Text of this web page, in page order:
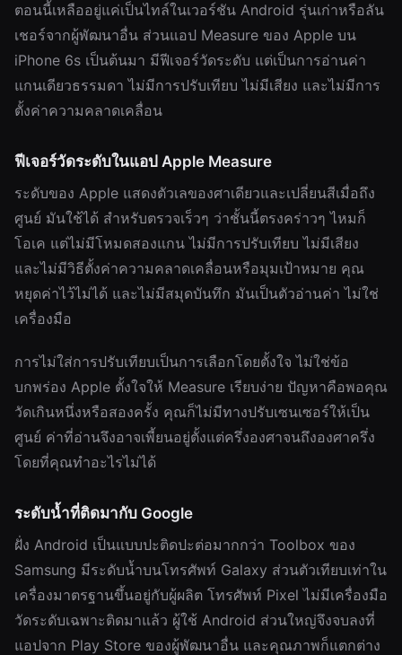
ตอนนี้เหลืออยู่แค่เป็นไทล์ในเวอร์ชัน Android รุ่นเก่าหรือลัน
เชอร์จากผู้พัฒนาอื่น ส่วนแอป Measure ของ Apple บน
iPhone 6s เป็นต้นมา มีฟีเจอร์วัดระดับ แต่เป็นการอ่านค่า
แกนเดียวธรรมดา ไม่มีการปรับเทียบ ไม่มีเสียง และไม่มีการ
ตั้งค่าความคลาดเคลื่อน
ฟีเจอร์วัดระดับในแอป Apple Measure
ระดับของ Apple แสดงตัวเลของศาเดียวและเปลี่ยนสีเมื่อถึง
ศูนย์ มันใช้ได้ สำหรับตรวจเร็วๆ ว่าชั้นนี้ตรงคร่าวๆ ไหมก็
โอเค แต่ไม่มีโหมดสองแกน ไม่มีการปรับเทียบ ไม่มีเสียง
และไม่มีวิธีตั้งค่าความคลาดเคลื่อนหรือมุมเป้าหมาย คุณ
หยุดค่าไว้ไม่ได้ และไม่มีสมุดบันทึก มันเป็นตัวอ่านค่า ไม่ใช่
เครื่องมือ
การไม่ใส่การปรับเทียบเป็นการเลือกโดยตั้งใจ ไม่ใช่ข้อ
บกพร่อง Apple ตั้งใจให้ Measure เรียบง่าย ปัญหาคือพอคุณ
วัดเกินหนึ่งหรือสองครั้ง คุณก็ไม่มีทางปรับเซนเซอร์ให้เป็น
ศูนย์ ค่าที่อ่านจึงอาจเพี้ยนอยู่ตั้งแต่ครึ่งองศาจนถึงองศาครึ่ง
โดยที่คุณทำอะไรไม่ได้
ระดับน้ำที่ติดมากับ Google
ฝั่ง Android เป็นแบบปะติดปะต่อมากกว่า Toolbox ของ
Samsung มีระดับน้ำบนโทรศัพท์ Galaxy ส่วนตัวเทียบเท่าใน
เครื่องมาตรฐานขึ้นอยู่กับผู้ผลิต โทรศัพท์ Pixel ไม่มีเครื่องมือ
วัดระดับเฉพาะติดมาแล้ว ผู้ใช้ Android ส่วนใหญ่จึงจบลงที่
แอปจาก Play Store ของผู้พัฒนาอื่น และคุณภาพก็แตกต่าง